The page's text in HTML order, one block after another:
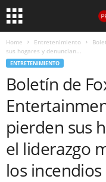
Home Entretenimiento
sus hogares y denuncian...
ENTRETENIMIENTO
Boletín de
pierden sus
el liderazgo
los